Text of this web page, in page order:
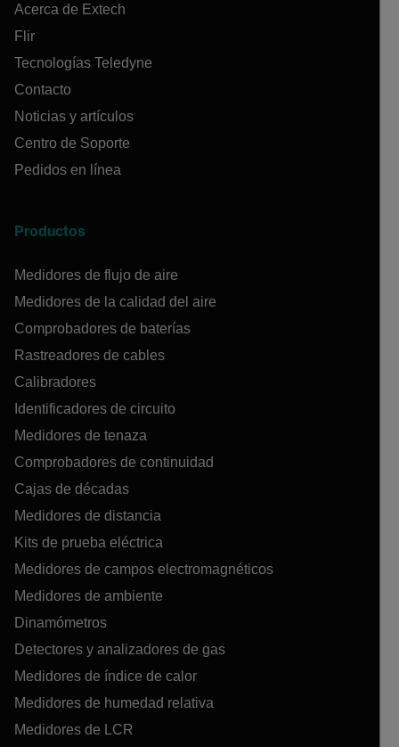
Acerca de Extech
Flir
Tecnologías Teledyne
Contacto
Noticias y artículos
Centro de Soporte
Pedidos en línea
Productos
Medidores de flujo de aire
Medidores de la calidad del aire
Comprobadores de baterías
Rastreadores de cables
Calibradores
Identificadores de circuito
Medidores de tenaza
Comprobadores de continuidad
Cajas de décadas
Medidores de distancia
Kits de prueba eléctrica
Medidores de campos electromagnéticos
Medidores de ambiente
Dinamómetros
Detectores y analizadores de gas
Medidores de índice de calor
Medidores de humedad relativa
Medidores de LCR